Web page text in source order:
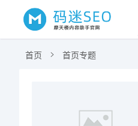
首页 首页专题